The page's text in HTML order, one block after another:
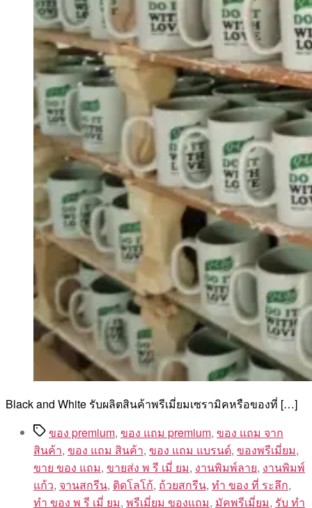
Black and White รับผลิตสินค้าพรีเมี่ยมเซรามิคหรือของที่ […]
Tagsของ premium, ของ แถม premium, ของ แถม จาก
สินค้า, ของ แถม สินค้า, ของ แถม แบรนด์, ของพรีเมี่ยม,
ขาย ของ แถม, ขายส่ง พ รี เมี่ ยม, งานพิมพ์ลาย, งานพิมพ์
แก้ว, จานสกรีน, ติดโลโก้, ถ้วยสกรีน, ทํา ของ ที่ ระลึก,
ทํา ของ พ รี เมี่ ยม, พรีเมี่ยม ของแถม, มัคพรีเมี่ยม, รับ ทำ